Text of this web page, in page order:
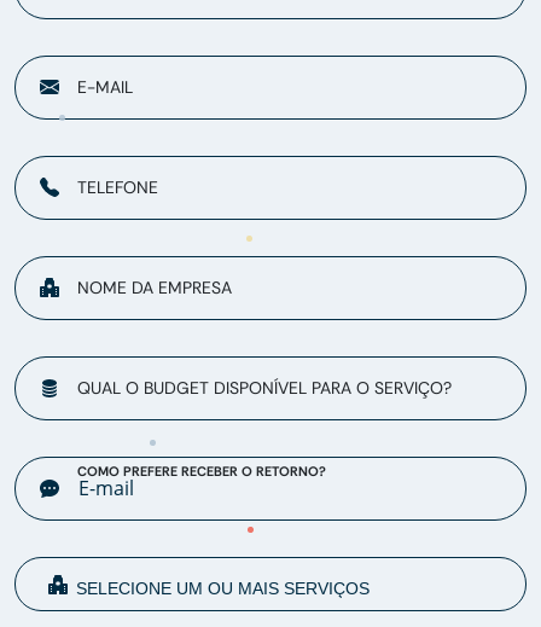
E-MAIL
TELEFONE
NOME DA EMPRESA
QUAL O BUDGET DISPONÍVEL PARA O SERVIÇO?
COMO PREFERE RECEBER O RETORNO?